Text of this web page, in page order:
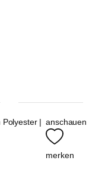
anschauen
merken